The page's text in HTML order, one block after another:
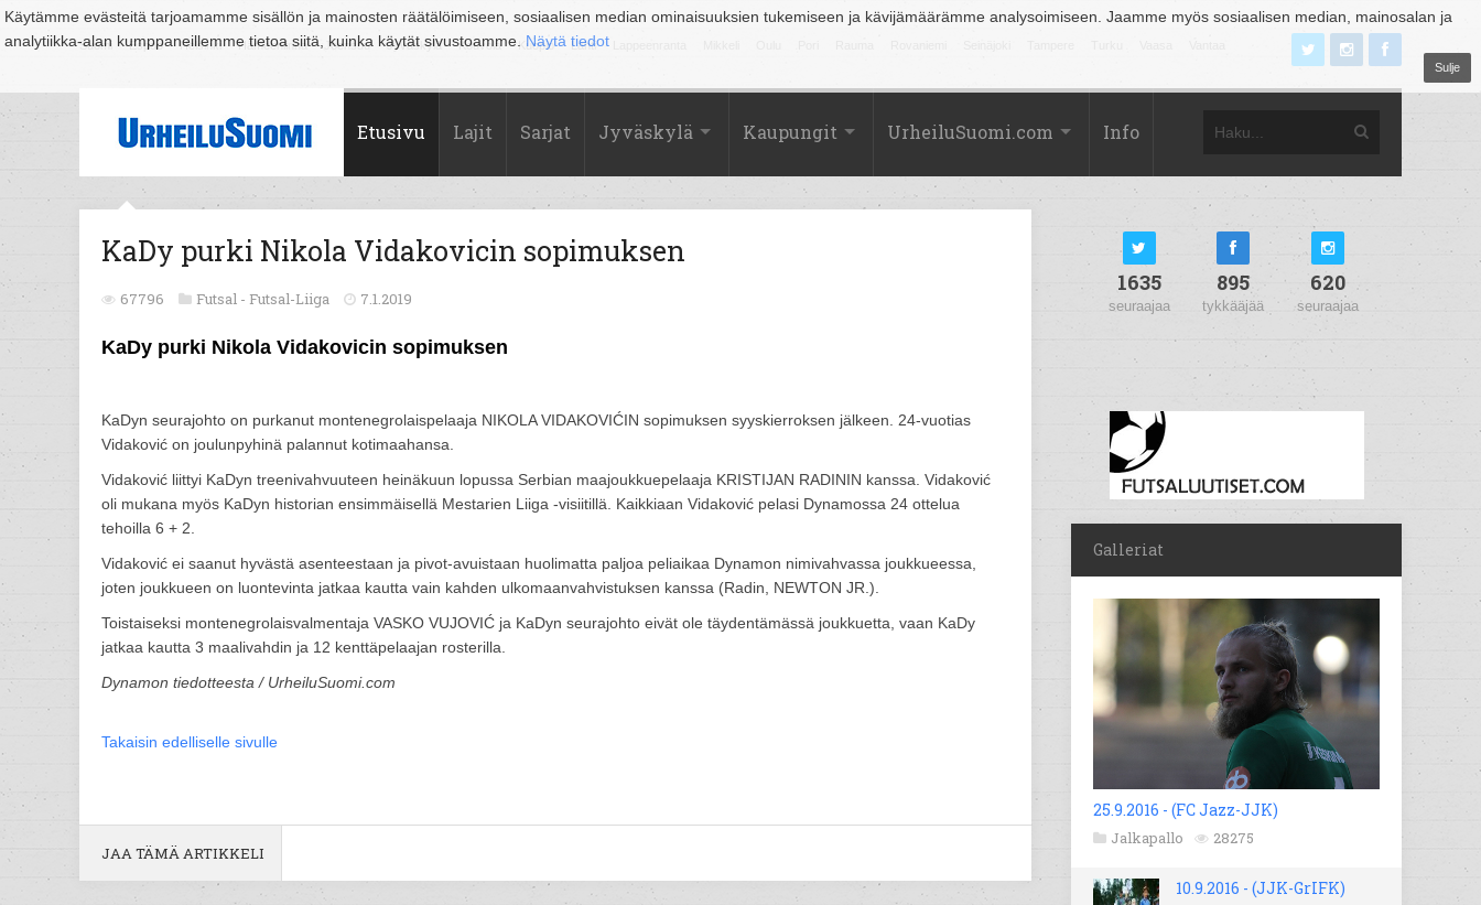
Käytämme evästeitä tarjoamamme sisällön ja mainosten räätälöimiseen, sosiaalisen median ominaisuuksien tukemiseen ja kävijämäärämme analysoimiseen. Jaamme myös sosiaalisen median, mainosalan ja
analytiikka-alan kumppaneillemme tietoa siitä, kuinka käytät sivustoamme. Näytä tiedot
Sulje
Suomi Espoo Helsinki Hämeenlinna Joensuu Jyväskylä Kouvola Kuopio Lahti
Etusivu Lajit Sarjat Jyväskylä Kaupungit UrheiluSuomi.com Info
KaDy purki Nikola Vidakovicin sopimuksen
67796 Futsal - Futsal-Liiga 7.1.2019
KaDy purki Nikola Vidakovicin sopimuksen
KaDyn seurajohto on purkanut montenegrolaispelaaja NIKOLA VIDAKOVIĆIN sopimuksen syyskierroksen jälkeen. 24-vuotias
Vidaković on joulunpyhinä palannut kotimaahansa.
Vidaković liittyi KaDyn treenivahvuuteen heinäkuun lopussa Serbian maajoukkuepelaaja KRISTIJAN RADININ kanssa. Vidaković
oli mukana myös KaDyn historian ensimmäisellä Mestarien Liiga -visiitillä. Kaikkiaan Vidaković pelasi Dynamossa 24 ottelua
tehoilla 6 + 2.
Vidaković ei saanut hyvästä asenteestaan ja pivot-avuistaan huolimatta paljoa peliaikaa Dynamon nimivahvassa joukkueessa,
joten joukkueen on luontevinta jatkaa kautta vain kahden ulkomaanvahvistuksen kanssa (Radin, NEWTON JR.).
Toistaiseksi montenegrolaisvalmentaja VASKO VUJOVIĆ ja KaDyn seurajohto eivät ole täydentämässä joukkuetta, vaan KaDy
jatkaa kautta 3 maalivahdin ja 12 kenttäpelaajan rosterilla.
Dynamon tiedotteesta / UrheiluSuomi.com
Takaisin edelliselle sivulle
JAA TÄMÄ ARTIKKELI
1635
seuraajaa
895
tykkääjää
620
seuraajaa
Galleriat
25.9.2016 - (FC Jazz-JJK)
Jalkapallo 28275
10.9.2016 - (JJK-GrIFK)